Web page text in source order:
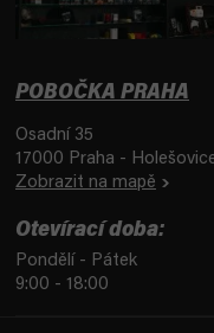
POBOČKA PRAHA
Osadní 35
17000 Praha -
Zobrazit na mapě
Otevírací doba:
Pondělí - Pátek
9:00 - 18:00